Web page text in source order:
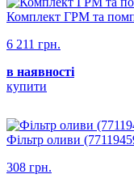
Комплект ГРМ та
6 211 грн.
в наявності
купити
Фільтр оливи
308 грн.